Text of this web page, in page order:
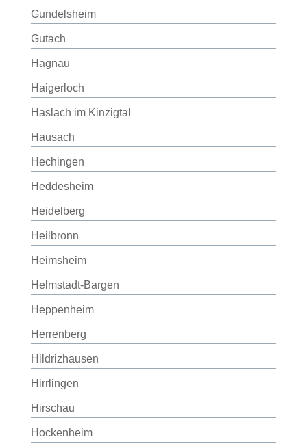
Gundelsheim
Gutach
Hagnau
Haigerloch
Haslach im Kinzigtal
Hausach
Hechingen
Heddesheim
Heidelberg
Heilbronn
Heimsheim
Helmstadt-Bargen
Heppenheim
Herrenberg
Hildrizhausen
Hirrlingen
Hirschau
Hockenheim